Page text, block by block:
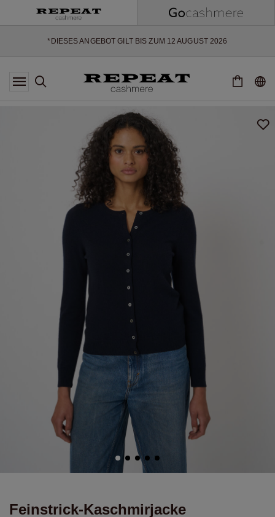
*DIESES ANGEBOT GILT BIS ZUM 12 AUGUST 2026
*GILT NICHT FÜR LIMITED EDITION
*AUSNAHMEN SIND MÖGLICH
WEICHE NEUE STYLES & FRISCHE FARBEN FÜR DIE KOMMENDE
SAISON
EXTRA 10% OFF SALE
Feinstrick-Kaschmirjacke